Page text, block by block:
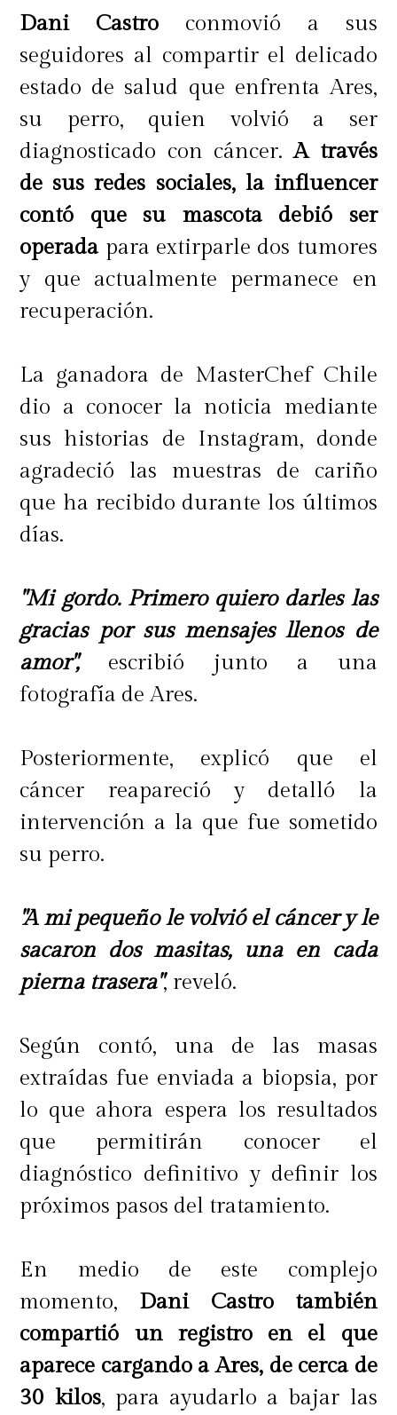
permiten perros en las áreas
designadas de los terrenos del hotel.
No se admiten perros en la piscina,
el gimnasio, el spa, las tiendas
minoristas, las instalaciones de golf
ni en la playa.
La persona interesadas, explica
Trullen, deben consultar con su
agencia de viajes ya que existe un
habitaciones que aceptan mascota.
"Al momento del check in, el dueño
deberá mostrar elCertificado de
vacunación del veterinario y
evidencia de tratamiento continuo
contra las pulgas y garrapatas
revisar las indicaciones de cada país
en cuanto al ingreso de mascotas.
Para mayor información puedes
Dani Castro conmovió a sus
seguidores al compartir el delicado
estado de salud que enfrenta Ares,
su perro, quien volvió a ser
diagnosticado con cáncer.A través
de sus redes sociales, la influencer
contó que su mascota debió ser
operadapara extirparle dos tumores
y que actualmente permanece en
recuperación.
La ganadora de MasterChef Chile
dio a conocer la noticia mediante
sus historias de Instagram, donde
agradeció las muestras de cariño
que ha recibido durante los últimos
días.
"Mi gordo. Primero quiero darles las
gracias por sus mensajes llenos de
amor",escribió junto a una
fotografía de Ares.
Posteriormente, explicó que el
cáncer reapareció y detalló la
intervención a la que fue sometido
su perro.
"A mi pequeño le volvió el cáncer y le
sacaron dos masitas, una en cada
pierna trasera", reveló.
Según contó, una de las masas
extraídas fue enviada a biopsia, por
lo que ahora espera los resultados
que permitirán conocer el
diagnóstico definitivo y definir los
próximos pasos del tratamiento.
En medio de este complejo
momento, Dani Castro también
compartió un registro en el que
aparece cargando a Ares, de cerca de
30 kilos, para ayudarlo a bajar las